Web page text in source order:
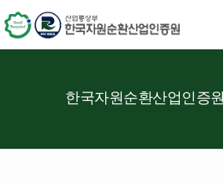
한국자원순환산업인증원